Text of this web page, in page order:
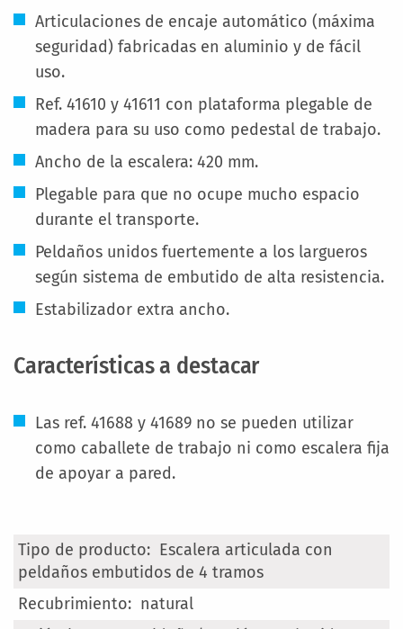
Articulaciones de encaje automático (máxima
seguridad) fabricadas en aluminio y de fácil
uso.
Ref. 41610 y 41611 con plataforma plegable de
madera para su uso como pedestal de trabajo.
Ancho de la escalera: 420 mm.
Plegable para que no ocupe mucho espacio
durante el transporte.
Peldaños unidos fuertemente a los largueros
según sistema de embutido de alta resistencia.
Estabilizador extra ancho.
Características a destacar
Las ref. 41688 y 41689 no se pueden utilizar
como caballete de trabajo ni como escalera fija
de apoyar a pared.
Más
Información
Escalera articulada con
peldaños embutidos de 4 tramos
natural